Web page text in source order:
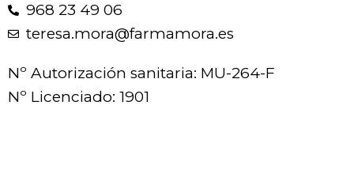
968 23 49 06
teresa.mora@farmamora.es
Nº Autorización sanitaria: MU-264-F
Nº Licenciado: 1901